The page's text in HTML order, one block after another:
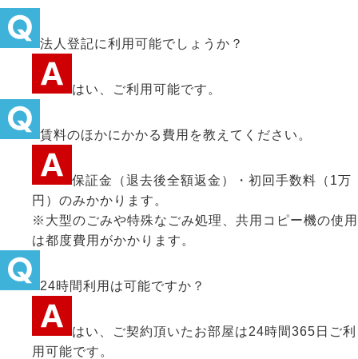
法人登記に利用可能でしょうか？
はい、ご利用可能です。
賃料のほかにかかる費用を教えてください。
保証金（退去後全額返金）・初回手数料（1万
円）のみかかります。
※大型のごみや特殊なごみ処理、共用コピー機の使用
は都度費用がかかります。
24時間利用は可能ですか？
はい、ご契約頂いたお部屋は24時間365日ご利
用可能です。